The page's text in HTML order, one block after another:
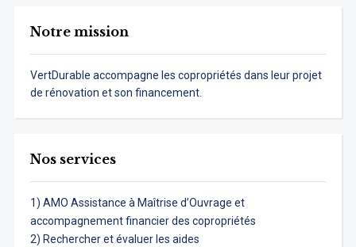
Notre mission
VertDurable accompagne les copropriétés dans leur projet
de rénovation et son financement.
Nos services
1) AMO Assistance à Maîtrise d’Ouvrage et
accompagnement financier des copropriétés
2) Rechercher et évaluer les aides